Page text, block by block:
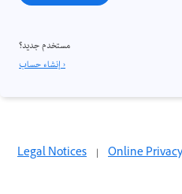
مستخدم جديد؟
إنشاء حساب ›
Legal Notices | Online